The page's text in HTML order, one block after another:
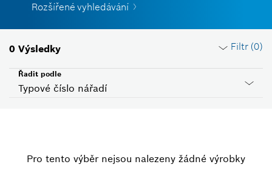
Rozšířené vyhledávání
0 Výsledky Filtr (0)
Typové číslo nářadí
Řadit podle
SkupinaVýrobků
Pro tento výběr nejsou nalezeny žádné výrobky